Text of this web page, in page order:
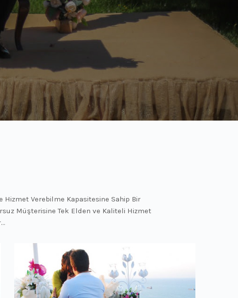
Hizmet Verebilme Kapasitesine Sahip Bir
Müşterisine Tek Elden ve Kaliteli Hizmet